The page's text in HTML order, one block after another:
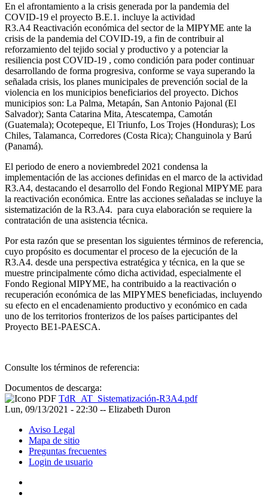
En el afrontamiento a la crisis generada por la pandemia del
COVID-19 el proyecto B.E.1. incluye la actividad
R3.A4 Reactivación económica del sector de la MIPYME ante la
crisis de la pandemia del COVID-19, a fin de contribuir al
reforzamiento del tejido social y productivo y a potenciar la
resiliencia post COVID-19 , como condición para poder continuar
desarrollando de forma progresiva, conforme se vaya superando la
señalada crisis, los planes municipales de prevención social de la
violencia en los municipios beneficiarios del proyecto. Dichos
municipios son: La Palma, Metapán, San Antonio Pajonal (El
Salvador); Santa Catarina Mita, Atescatempa, Camotán
(Guatemala); Ocotepeque, El Triunfo, Los Trojes (Honduras); Los
Chiles, Talamanca, Corredores (Costa Rica); Changuinola y Barú
(Panamá).
El periodo de enero a noviembredel 2021 condensa la
implementación de las acciones definidas en el marco de la actividad
R3.A4, destacando el desarrollo del Fondo Regional MIPYME para
la reactivación económica. Entre las acciones señaladas se incluye la
sistematización de la R3.A4. para cuya elaboración se requiere la
contratación de una asistencia técnica.
Por esta razón que se presentan los siguientes términos de referencia,
cuyo propósito es documentar el proceso de la ejecución de la
R3.A4. desde una perspectiva estratégica y técnica, en la que se
muestre principalmente cómo dicha actividad, especialmente el
Fondo Regional MIPYME, ha contribuido a la reactivación o
recuperación económica de las MIPYMES beneficiadas, incluyendo
su efecto en el encadenamiento productivo y económico en cada
uno de los territorios fronterizos de los países participantes del
Proyecto BE1-PAESCA.
Consulte los términos de referencia:
Documentos de descarga:
TdR_AT_Sistematización-R3A4.pdf
Lun, 09/13/2021 - 22:30 -- Elizabeth Duron
Aviso Legal
Mapa de sitio
Preguntas frecuentes
Login de usuario